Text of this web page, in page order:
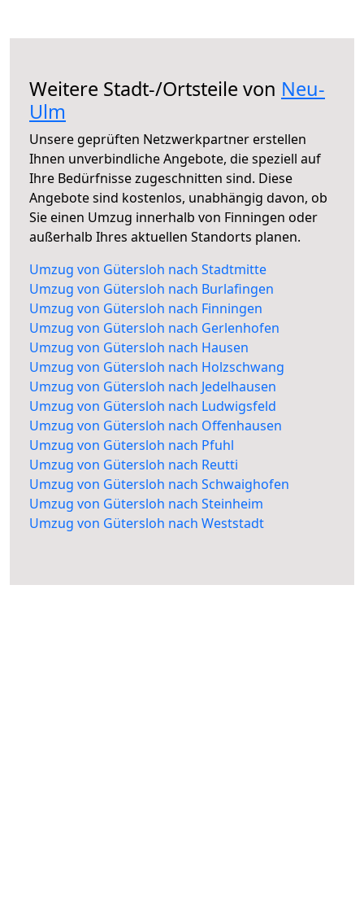
Weitere Stadt-/Ortsteile von Neu-
Ulm
Unsere geprüften Netzwerkpartner erstellen
Ihnen unverbindliche Angebote, die speziell auf
Ihre Bedürfnisse zugeschnitten sind. Diese
Angebote sind kostenlos, unabhängig davon, ob
Sie einen Umzug innerhalb von Finningen oder
außerhalb Ihres aktuellen Standorts planen.
Umzug von Gütersloh nach Stadtmitte
Umzug von Gütersloh nach Burlafingen
Umzug von Gütersloh nach Finningen
Umzug von Gütersloh nach Gerlenhofen
Umzug von Gütersloh nach Hausen
Umzug von Gütersloh nach Holzschwang
Umzug von Gütersloh nach Jedelhausen
Umzug von Gütersloh nach Ludwigsfeld
Umzug von Gütersloh nach Offenhausen
Umzug von Gütersloh nach Pfuhl
Umzug von Gütersloh nach Reutti
Umzug von Gütersloh nach Schwaighofen
Umzug von Gütersloh nach Steinheim
Umzug von Gütersloh nach Weststadt